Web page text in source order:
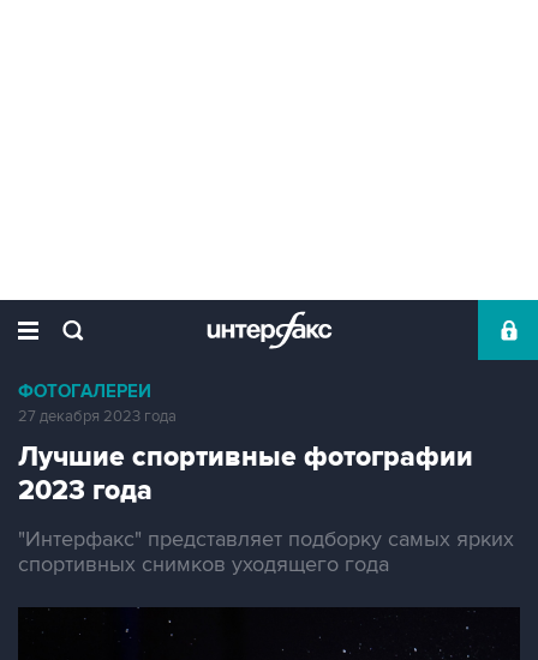
ФОТОГАЛЕРЕИ
27 декабря 2023 года
Лучшие спортивные фотографии
2023 года
"Интерфакс" представляет подборку самых ярких
спортивных снимков уходящего года